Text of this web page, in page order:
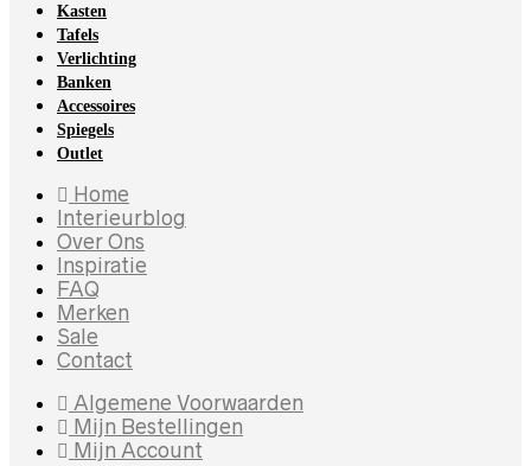
Kasten
Tafels
Verlichting
Banken
Accessoires
Spiegels
Outlet
Home
Interieurblog
Over Ons
Inspiratie
FAQ
Merken
Sale
Contact
Algemene Voorwaarden
Mijn Bestellingen
Mijn Account